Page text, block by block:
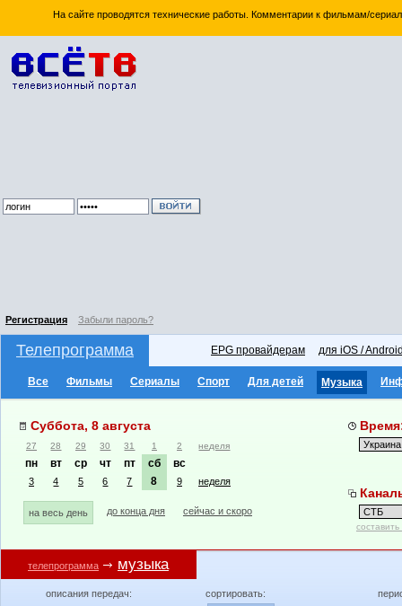
На сайте проводятся технические работы. Комментарии к фильмам/
Регистрация Забыли пароль?
Телепрограмма EPG провайдерам для iOS /
Все Фильмы Сериалы Спорт Для детей Музыка
Суббота, 8 августа
27 28 29 30 31 1 2 неделя
пн вт ср чт пт сб вс
3 4 5 6 7 8 9 неделя
на весь день до конца дня сейчас и скоро
телепрограмма музыка
описания передач:
сортировать: